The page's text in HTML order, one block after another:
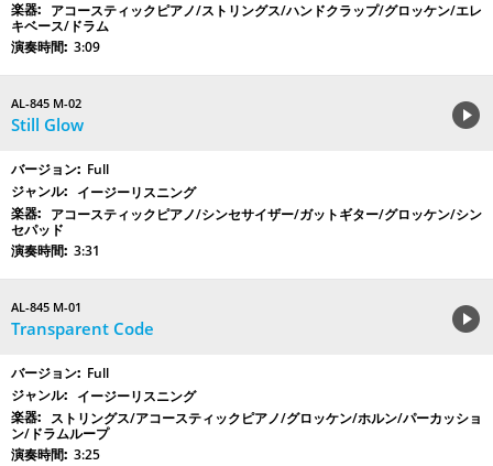
アコースティックピアノ/ストリングス/ハンドクラップ/グロッケン/エレ
キベース/ドラム
3:09
AL-845 M-02
Still Glow
Full
イージーリスニング
アコースティックピアノ/シンセサイザー/ガットギター/グロッケン/シン
セパッド
3:31
AL-845 M-01
Transparent Code
Full
イージーリスニング
ストリングス/アコースティックピアノ/グロッケン/ホルン/パーカッショ
ン/ドラムループ
3:25